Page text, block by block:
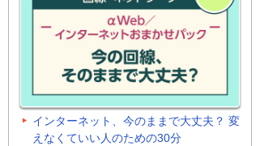
インターネット、今のままで大丈夫？ 変
えなくていい人のための30分